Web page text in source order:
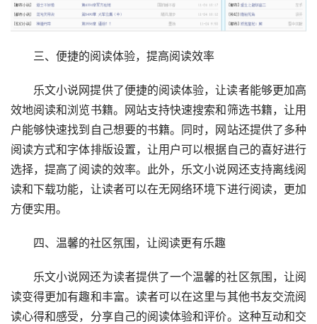
三、便捷的阅读体验，提高阅读效率
乐文小说网提供了便捷的阅读体验，让读者能够更加高
效地阅读和浏览书籍。网站支持快速搜索和筛选书籍，让用
户能够快速找到自己想要的书籍。同时，网站还提供了多种
阅读方式和字体排版设置，让用户可以根据自己的喜好进行
选择，提高了阅读的效率。此外，乐文小说网还支持离线阅
读和下载功能，让读者可以在无网络环境下进行阅读，更加
方便实用。
四、温馨的社区氛围，让阅读更有乐趣
乐文小说网还为读者提供了一个温馨的社区氛围，让阅
读变得更加有趣和丰富。读者可以在这里与其他书友交流阅
读心得和感受，分享自己的阅读体验和评价。这种互动和交